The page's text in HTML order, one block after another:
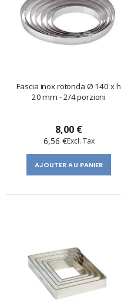
Fascia inox rotonda Ø 140 x h
20 mm - 2/4 porzioni
8,00 €
6,56 €
AJOUTER AU PANIER